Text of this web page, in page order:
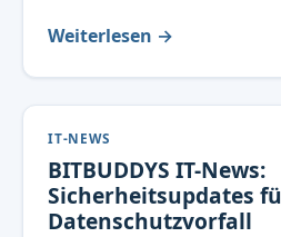
Weiterlesen →
IT-NEWS
BITBUDDYS IT-News:
Sicherheitsupdates
Datenschutzvorfall